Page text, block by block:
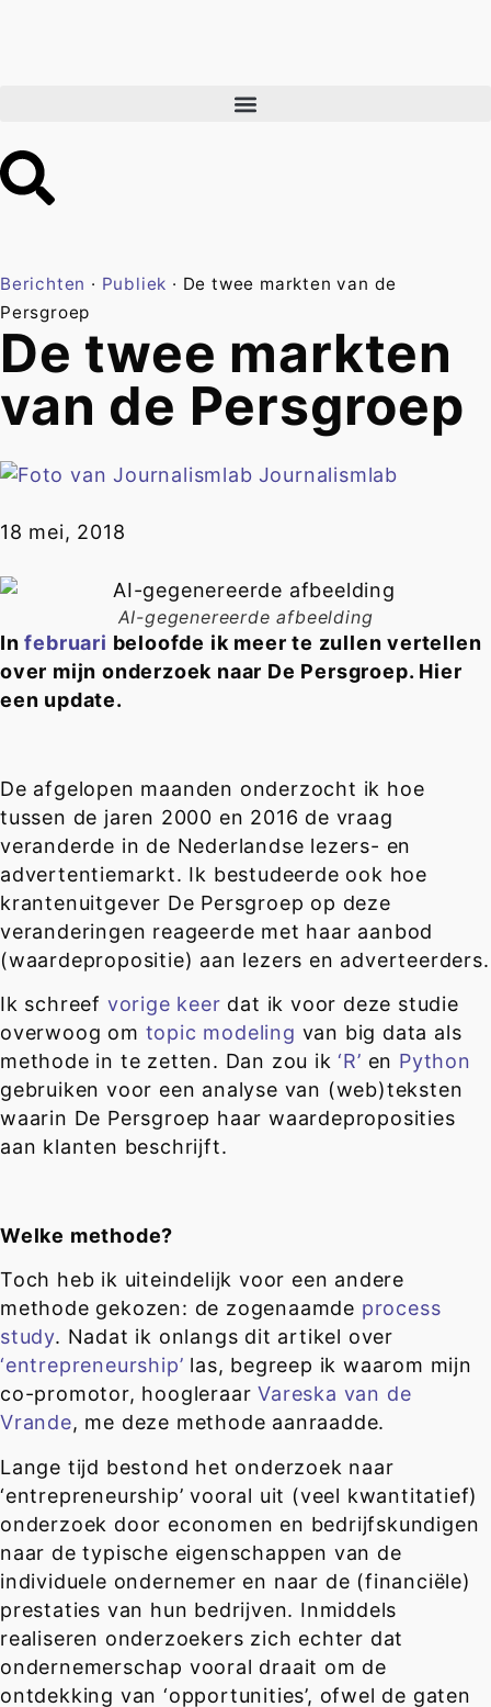
Berichten · Publiek · De twee markten van de
Persgroep
De twee markten
van de Persgroep
Journalismlab
18 mei, 2018
AI-gegenereerde afbeelding
Infebruari beloofde ik meer te zullen vertellen
over mijn onderzoek naar De Persgroep. Hier
een update.
De afgelopen maanden onderzocht ik hoe
tussen de jaren 2000 en 2016 de vraag
veranderde in de Nederlandse lezers- en
advertentiemarkt. Ik bestudeerde ook hoe
krantenuitgever De Persgroep op deze
veranderingen reageerde met haar aanbod
(waardepropositie) aan lezers en adverteerders.
Ik schreef vorige keer dat ik voor deze studie
overwoog om topic modeling van big data als
methode in te zetten. Dan zou ik‘R’ en Python
gebruiken voor een analyse van (web)teksten
waarin De Persgroep haar waardeproposities
aan klanten beschrijft.
Welke methode?
Toch heb ik uiteindelijk voor een andere
methode gekozen: de zogenaamde process
study. Nadat ik onlangs dit artikel over
‘entrepreneurship’ las, begreep ik waarom mijn
co-promotor, hoogleraarVareska van de
Vrande, me deze methode aanraadde.
Lange tijd bestond het onderzoek naar
‘entrepreneurship’ vooral uit (veel kwantitatief)
onderzoek door economen en bedrijfskundigen
naar de typische eigenschappen van de
individuele ondernemer en naar de (financiële)
prestaties van hun bedrijven. Inmiddels
realiseren onderzoekers zich echter dat
ondernemerschap vooral draait om de
ontdekking van ‘opportunities’, ofwel de gaten